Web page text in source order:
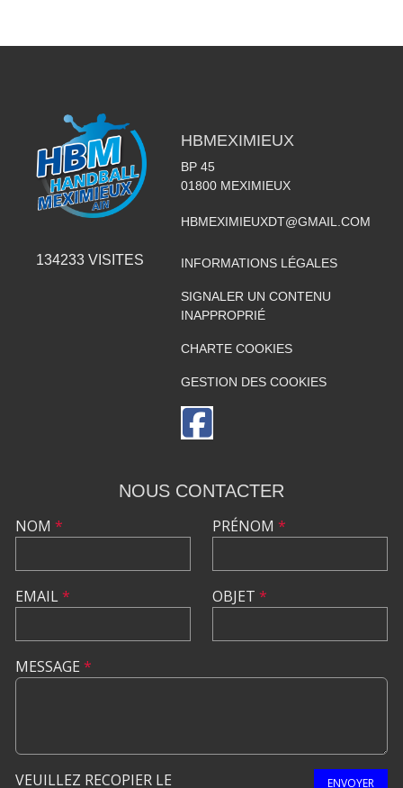
134233 VISITES
HBMEXIMIEUX
BP 45
01800 MEXIMIEUX
HBMEXIMIEUXDT@GMAIL.COM
INFORMATIONS LÉGALES
SIGNALER UN CONTENU
INAPPROPRIÉ
CHARTE COOKIES
GESTION DES COOKIES
NOUS CONTACTER
NOM *
EMAIL*
PRÉNOM *
OBJET *
MESSAGE *
VEUILLEZ RECOPIER LE ENVOYER